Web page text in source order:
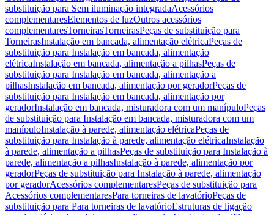
substituição para Sem iluminação integradaAcessórios
complementaresElementos de luzOutros acessórios
complementaresTorneirasTorneirasPeças de substituição para
TorneirasInstalação em bancada, alimentação elétricaPeças de
substituição para Instalação em bancada, alimentação
elétricaInstalação em bancada, alimentação a pilhasPeças de
substituição para Instalação em bancada, alimentação a
pilhasInstalação em bancada, alimentação por geradorPeças de
substituição para Instalação em bancada, alimentação por
geradorInstalação em bancada, misturadora com um manípuloPeças
de substituição para Instalação em bancada, misturadora com um
manípuloInstalação à parede, alimentação elétricaPeças de
substituição para Instalação à parede, alimentação elétricaInstalação
à parede, alimentação a pilhasPeças de substituição para Instalação à
parede, alimentação a pilhasInstalação à parede, alimentação por
geradorPeças de substituição para Instalação à parede, alimentação
por geradorAcessórios complementaresPeças de substituição para
Acessórios complementaresPara torneiras de lavatórioPeças de
substituição para Para torneiras de lavatórioEstruturas de ligação